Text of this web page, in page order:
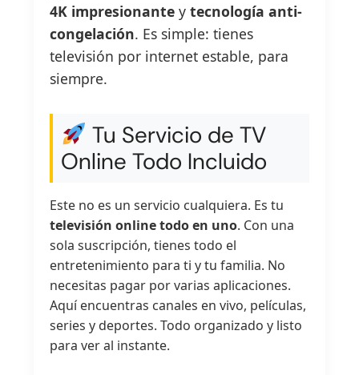
4K impresionante ytecnología anti-
congelación. Es simple: tienes
televisión por internet estable, para
siempre.
Tu Servicio de TV
Online Todo Incluido
Este no es un servicio cualquiera. Es tu
televisión online todo en uno. Con una
sola suscripción, tienes todo el
entretenimiento para ti y tu familia. No
necesitas pagar por varias aplicaciones.
Aquí encuentras canales en vivo, películas,
series y deportes. Todo organizado y listo
para ver al instante.